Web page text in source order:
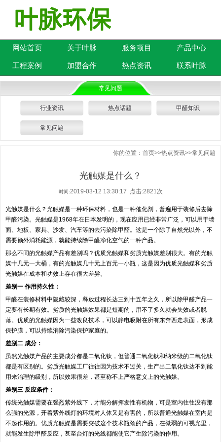
网站首页 关于叶脉 服务项目 产品中心
工程案例 加盟合作 热点资讯 联系叶脉
常见问题
行业资讯 热点话题 甲醛知识
常见问题
你的位置： 首页>>热点资讯>>常见问题
光触媒是什么？
时间:2019-03-12 13:30:17 点击:2821次
光触媒是什么？光触媒是一种环保材料，也是一种催化剂，普遍用于装修后去除
甲醛污染。光触媒是1968年在日本发明的，现在应用已经非常广泛，可以用于墙
面、地板、家具、沙发、汽车等的去污染除甲醛。这是一个除了自然光以外，不
需要额外消耗能源，就能持续除甲醛净化空气的一种产品。
那么不同的光触媒产品有差别吗？优质光触媒和劣质光触媒差别很大。有的光触
媒十几元一大桶，有的光触媒几十元上百元一小瓶，这是因为优质光触媒和劣质
光触媒在成本和功效上存在很大差异。
差别一 作用持久性：
甲醛在装修材料中隐藏较深，释放过程长达三到十五年之久，所以除甲醛产品一
定要有长期有效。劣质的光触媒效果都是短期的，用不了多久就会失效或者脱
落。优质的光触媒因为一些改良技术，可以静电吸附在所有东奔西走表面，形成
保护膜，可以持续消除污染保护家庭的。
差别二 成分：
虽然光触媒产品的主要成分都是二氧化钛，但普通二氧化钛和纳米级的二氧化钛
都是有区别的。劣质光触媒工厂往往因为技术不过关，生产出二氧化钛达不到能
用来治理的级别，所以效果很差，甚至称不上严格意义上的光触媒。
差别三 反应条件：
传统光触媒需要在强烈紫外线下，才能分解挥发性有机物，可是室内往往没有那
么强的光源，开着紫外线灯的环境对人体又是有害的，所以普通光触媒在室内是
不起作用的。优质光触媒是需要突破这个技术瓶颈的产品，在微弱的可视光里，
就能发生除甲醛反应，甚至台灯的光线都能使它产生除污染的作用。